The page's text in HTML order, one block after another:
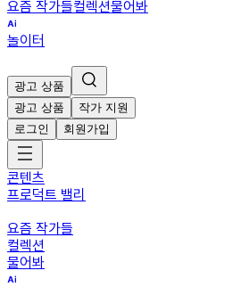
요즘 작가들컬렉션물어봐
놀이터
광고 상품
광고 상품
작가 지원
로그인
회원가입
콘텐츠
프로덕트 밸리
요즘 작가들
컬렉션
물어봐